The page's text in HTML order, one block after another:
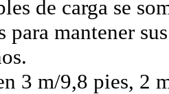
de carga se
para mantener
3 m/9,8 pies, 2